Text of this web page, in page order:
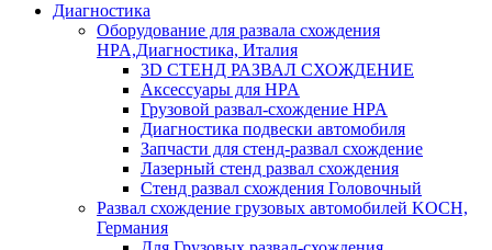
Диагностика
Оборудование для развала схождения
HPA,Диагностика, Италия
3D СТЕНД РАЗВАЛ СХОЖДЕНИЕ
Аксессуары для HPA
Грузовой развал-схождение HPA
Диагностика подвески автомобиля
Запчасти для стенд-развал схождение
Лазерный стенд развал схождения
Стенд развал схождения Головочный
Развал схождение грузовых автомобилей KOCH,
Германия